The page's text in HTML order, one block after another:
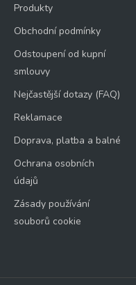
Produkty
Obchodní podmínky
Odstoupení od kupní
smlouvy
Nejčastější dotazy (FAQ)
Reklamace
Doprava, platba a balné
Ochrana osobních
údajů
Zásady používání
souborů cookie